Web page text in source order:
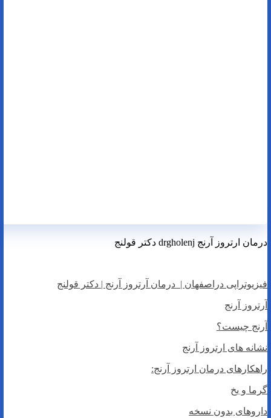
درمان ارتروز آرنج drgholenj دکتر قولنج
فیزیوتراپی دراصفهان | درمان آرتروز آرنج | دکتر قولنج
آرتروز آرنج
آرنج چیست؟
نشانه های ارتروز آرنج
راهکارهای درمان ارتروز آرنج:
گرما و یخ
داروهای بدون نسخه